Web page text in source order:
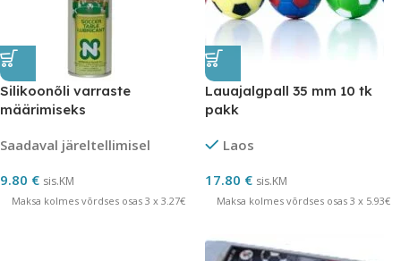
Silikoonõli varraste
määrimiseks
Saadaval järeltellimisel
9.80 € sis.KM
Maksa kolmes võrdses osas 3 x 3.27€
Lauajalgpall 35 mm 10 tk
pakk
Laos
17.80 € sis.KM
Maksa kolmes võrdses osas 3 x 5.93€